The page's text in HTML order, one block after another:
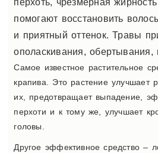
перхоть, чрезмерная
помогают восстановить
и приятный оттенок. Травы
ополаскивания, обертывания,
Самое известное растительное
крапива. Это растение улучшает
их, предотвращает выпадение,
перхоти и к тому же, улучшает
головы.
Другое эффективное средство –